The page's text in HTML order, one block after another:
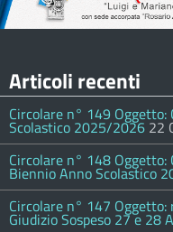
Articoli recenti
Circolare n° 149 Oggetto:
Scolastico 2025/2026 22
Circolare n° 148
Biennio Anno Scolastico
Circolare n° 147
Giudizio Sospeso 27 e 28